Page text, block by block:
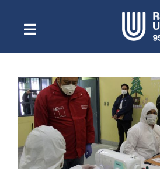
contenidoToggle
NavigationEscuchar Radio
Quiénes
Programación
Podcast
Noticias